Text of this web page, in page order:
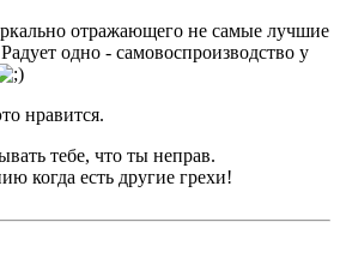
отражающего не самые лучшие
одно - самовоспроизводство у
нравится.
тебе, что ты неправ.
когда есть другие грехи!